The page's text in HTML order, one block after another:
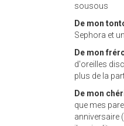
sousous
De mon
Sephora et
De mon
d'oreilles
plus de la
De mon
que mes
anniversaire